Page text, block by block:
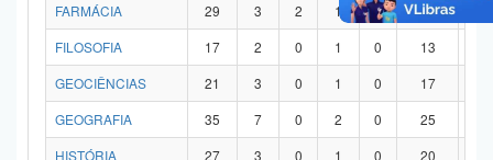
FARMÁCIA
29 3 2 1 0 21
FILOSOFIA
17 2 0 1 0 13
GEOCIÊNCIAS
21 3 0 1 0 17
GEOGRAFIA
35 7 0 2 0 25
HISTÓRIA
27 3 0 1 0 20